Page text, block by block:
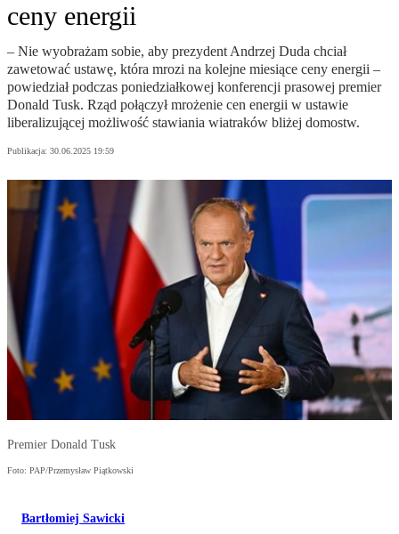
ceny energii
– Nie wyobrażam sobie, aby prezydent Andrzej Duda chciał
zawetować ustawę, która mrozi na kolejne miesiące ceny energii –
powiedział podczas poniedziałkowej konferencji prasowej premier
Donald Tusk. Rząd połączył mrożenie cen energii w ustawie
liberalizującej możliwość stawiania wiatraków bliżej domostw.
Publikacja: 30.06.2025 19:59
Premier Donald Tusk
Foto: PAP/Przemysław Piątkowski
Bartłomiej Sawicki